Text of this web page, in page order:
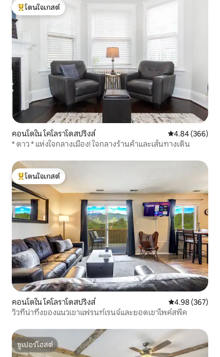
โดนใจเกสต์ที่สุด
โดนใจเกสต์
คอนโดใน โคโลราโดสปริงส์ คะแนนเฉลี่ย
4.84 (366)
* ดาว * แห่งใจกลางเมือง! ใจกลางร้านค้าและเส้นทางเดิน
โดนใจเกสต์ที่สุด
โดนใจเกสต์
คอนโดใน โคโลราโดสปริงส์ คะแนนเฉลี่ย
4.98 (367)
วิวที่น่าทึ่งของแนวเขาแฟรนท์เรนจ์และยอดเขาไพค์สพีค
ซูเปอร์โฮสต์
ซูเปอร์โฮสต์